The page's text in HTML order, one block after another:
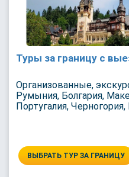
Туры за границу с
Организованные,
Румыния, Болгария,
Португалия,
ВЫБРАТЬ ТУР ЗА ГРАНИЦУ